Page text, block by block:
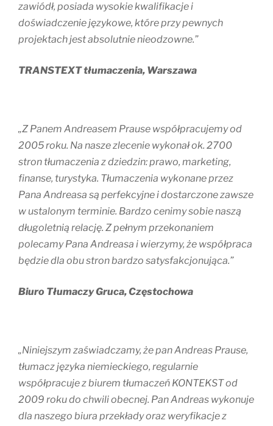
zawiódł, posiada wysokie kwalifikacje i
doświadczenie językowe, które przy pewnych
projektach jest absolutnie nieodzowne.”
TRANSTEXT tłumaczenia, Warszawa
„Z Panem Andreasem Prause współpracujemy od
2005 roku. Na nasze zlecenie wykonał ok. 2700
stron tłumaczenia z dziedzin: prawo, marketing,
finanse, turystyka. Tłumaczenia wykonane przez
Pana Andreasa są perfekcyjne i dostarczone zawsze
w ustalonym terminie. Bardzo cenimy sobie naszą
długoletnią relację. Z pełnym przekonaniem
polecamy Pana Andreasa i wierzymy, że współpraca
będzie dla obu stron bardzo satysfakcjonująca.”
Biuro Tłumaczy Gruca, Częstochowa
„Niniejszym zaświadczamy, że pan Andreas Prause,
tłumacz języka niemieckiego, regularnie
współpracuje z biurem tłumaczeń KONTEKST od
2009 roku do chwili obecnej. Pan Andreas wykonuje
dla naszego biura przekłady oraz weryfikacje z